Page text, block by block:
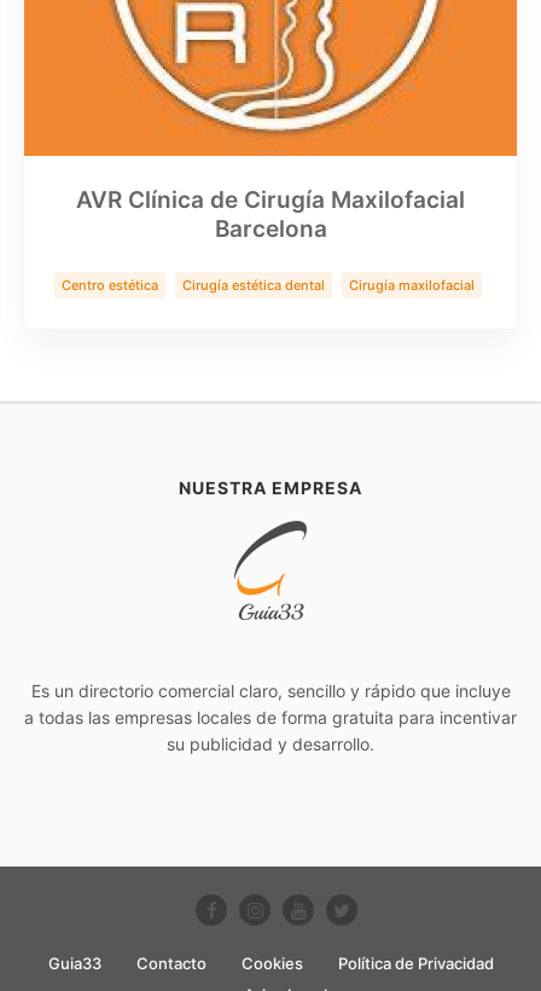
AVR Clínica de Cirugía Maxilofacial
Barcelona
Centro estética Cirugía estética dental
Cirugía maxilofacial
NUESTRA EMPRESA
Es un directorio comercial claro, sencillo y rápido que incluye
a todas las empresas locales de forma gratuita para incentivar
su publicidad y desarrollo.
Guia33 Contacto Cookies
Política de Privacidad